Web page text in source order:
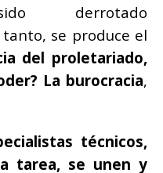
se produce el
del proletariado,
La burocracia,
técnicos,
tarea, se unen y